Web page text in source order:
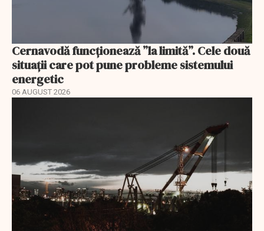
Cernavodă funcționează ”la limită”. Cele două
situații care pot pune probleme sistemului
energetic
06 AUGUST 2026